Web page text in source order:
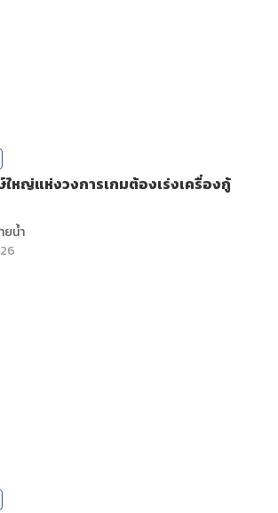
หญ่แห่งวงการเกมต้องเร่งเครื่องกู้
ยน้ำ